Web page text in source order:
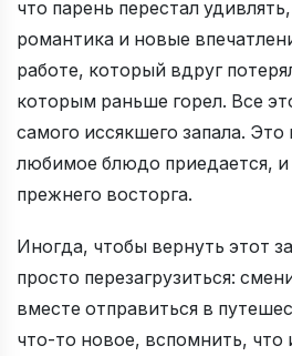
что парень перестал
романтика и новые
работе, который вдруг
которым раньше горел. Все
самого иссякшего запала. Это
любимое блюдо приедается,
прежнего восторга.
Иногда, чтобы вернуть этот
просто перезагрузиться:
вместе отправиться в
что-то новое, вспомнить, что